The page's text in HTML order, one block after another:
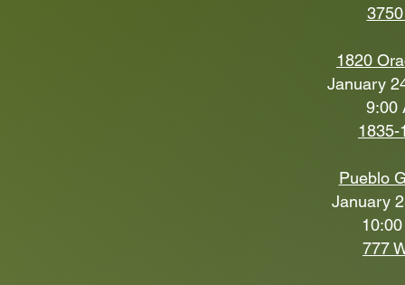
1820
January
9:00
1835-
Pueblo
January
777